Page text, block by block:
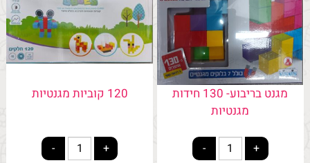
מגנט בריבוע- 130 חידות
מגנטיות
120 קוביות מגנטיות